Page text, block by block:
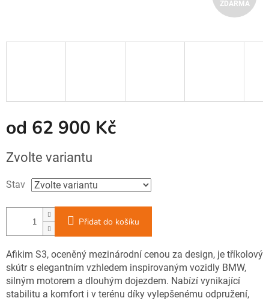
D
A
ZDARMA
od 62 900 Kč
Měrná
cena:
Zvolte variantu
Stav
Přidat do košíku
Afikim S3, oceněný mezinárodní cenou za design, je tříkolový
skútr s elegantním vzhledem inspirovaným vozidly BMW,
silným motorem a dlouhým dojezdem. Nabízí vynikající
stabilitu a komfort i v terénu díky vylepšenému odpružení,